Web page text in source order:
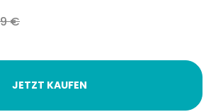
€
JETZT KAUFEN